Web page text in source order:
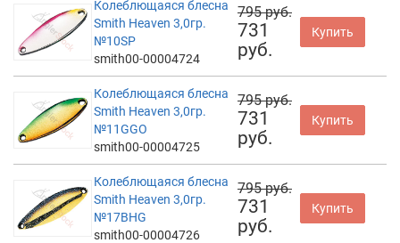
Колеблющаяся блесна
Smith Heaven 3,0гр.
№10SP
smith00-00004724
795 руб.
731
руб.
Купить
Колеблющаяся блесна
Smith Heaven 3,0гр.
№11GGO
smith00-00004725
795 руб.
731
руб.
Купить
Колеблющаяся блесна
Smith Heaven 3,0гр.
№17BHG
smith00-00004726
795 руб.
731
руб.
Купить